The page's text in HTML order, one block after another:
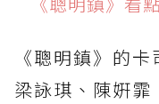
《聰明鎮》的
梁詠琪、陳姸霏